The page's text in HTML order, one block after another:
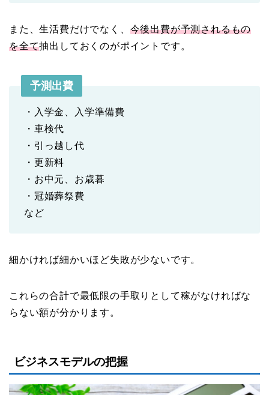
また、生活費だけでなく、 今後出費が予測されるもの
を全て抽出しておくのがポイントです。
予測出費
・入学金、入学準備費
・車検代
・引っ越し代
・更新料
・お中元、お歳暮
・冠婚葬祭費
など
細かければ細かいほど失敗が少ないです。
これらの合計で最低限の手取りとして稼がなければな
らない額が分かります。
ビジネスモデルの把握